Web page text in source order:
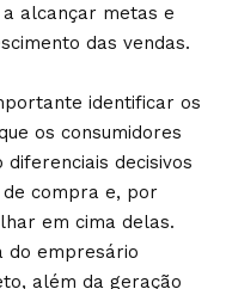
alcançar metas e
das vendas.
identificar os
os consumidores
diferenciais decisivos
compra e, por
em cima delas.
do empresário
além da geração